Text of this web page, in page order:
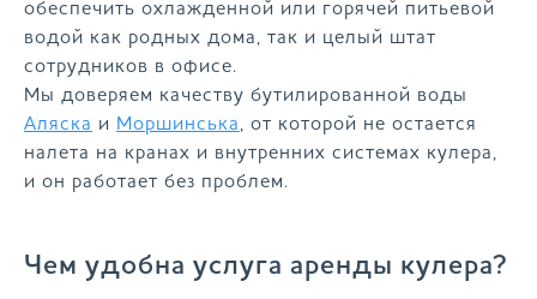
обеспечить охлажденной или горячей питьевой
водой как родных дома, так и целый штат
сотрудников в офисе.
Мы доверяем качеству бутилированной воды
Аляска и Моршинська, от которой не остается
налета на кранах и внутренних системах кулера,
и он работает без проблем.
Чем удобна услуга аренды кулера?